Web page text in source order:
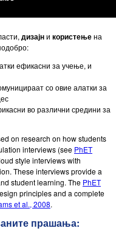
дизајни користењена
ефикасни за учење, и
со овие алатки за
во различни средини за
on research on how students
interviews (see PhET
style interviews with
These interviews provide a
student learning. The PhET
principles and a complete
et al., 2008.
прашања: